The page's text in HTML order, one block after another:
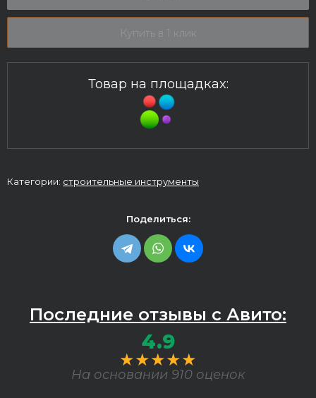
Купить в 1 клик
Товар на площадках:
Категории: строительные инструменты
Поделиться:
Последние отзывы с Авито:
4.9
★★★★★
На основании 910 оценок